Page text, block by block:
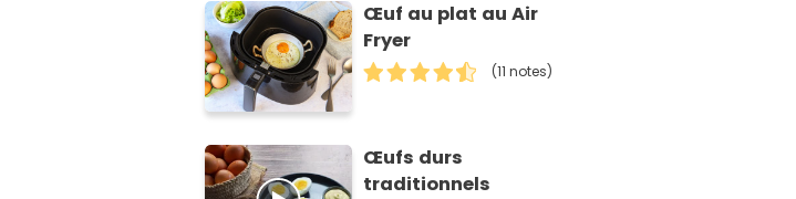
Œuf au plat au Air
Fryer
(11 notes)
Œufs durs
traditionnels